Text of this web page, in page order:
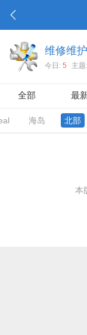
维修维护
今日: 5 主题:
全部 最
海岛 北部
本